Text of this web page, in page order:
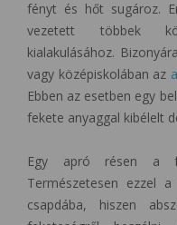
fényt és hőt sugároz.
vezetett többek
kialakulásához.
vagy középiskolában az
Ebben az esetben egy
fekete anyaggal kibélelt
Egy apró résen a
Természetesen ezzel
csapdába, hiszen